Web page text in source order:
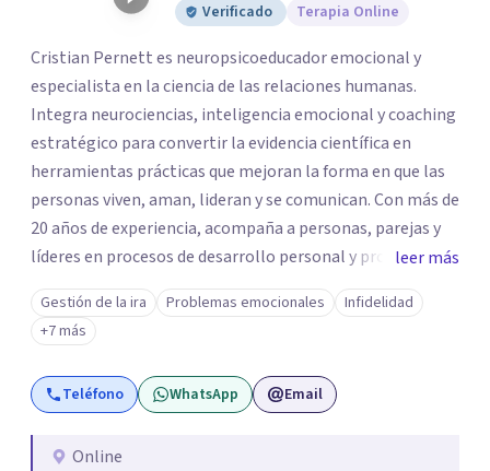
Verificado
Terapia Online
Cristian Pernett es neuropsicoeducador emocional y
especialista en la ciencia de las relaciones humanas.
Integra neurociencias, inteligencia emocional y coaching
estratégico para convertir la evidencia científica en
herramientas prácticas que mejoran la forma en que las
personas viven, aman, lideran y se comunican. Con más de
20 años de experiencia, acompaña a personas, parejas y
líderes en procesos de desarrollo personal y profesional.
Su trabajo se centra en la regulación emocional, las
relaciones de pareja, la comunicación efectiva y el
liderazgo consciente. Su metodología combina
psicología contemporánea, neurociencias y estrategias
de cambio basadas en evidencia para fortalecer la
promover cambios sostenibles. Como divulgador
leer más
Gestión de la ira Problemas emocionales
Infidelidad
+7 más
Teléfono WhatsApp Email
Online